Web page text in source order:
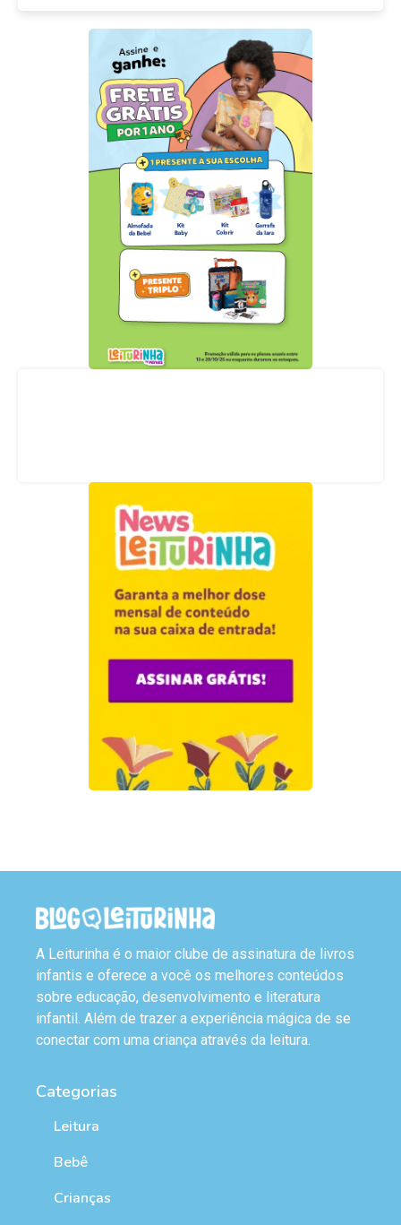
A Leiturinha é o maior clube de assinatura de livros
infantis e oferece a você os melhores conteúdos
sobre educação, desenvolvimento e literatura
infantil. Além de trazer a experiência mágica de se
conectar com uma criança através da leitura.
Categorias
Leitura
Bebê
Crianças